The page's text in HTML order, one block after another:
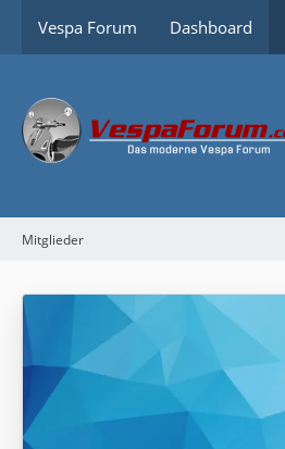
Vespa Forum Dashboard
Mitglieder